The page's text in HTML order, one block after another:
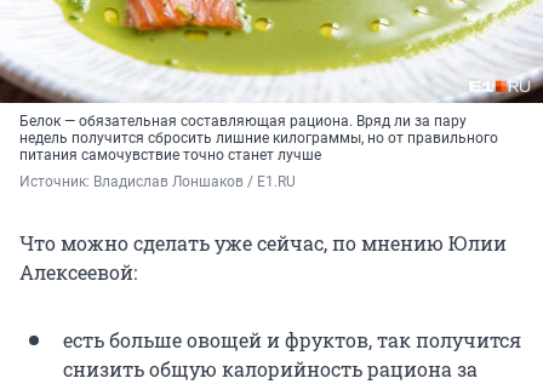
Белок — обязательная составляющая рациона. Вряд ли за пару
недель получится сбросить лишние килограммы, но от правильного
питания самочувствие точно станет лучше
Источник: Владислав Лоншаков / E1.RU
Что можно сделать уже сейчас, по мнению Юлии
Алексеевой:
есть больше овощей и фруктов, так получится
снизить общую калорийность рациона за